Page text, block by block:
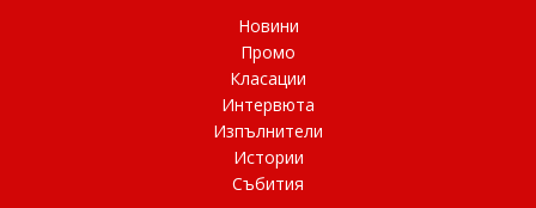
Новини
Промо
Класации
Интервюта
Изпълнители
Истории
Събития